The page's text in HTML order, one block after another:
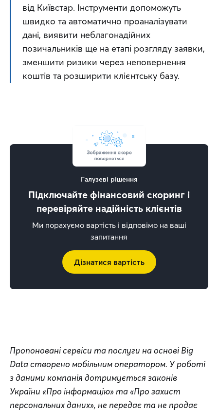
від Київстар. Інструменти допоможуть
швидко та автоматично проаналізувати
дані, виявити неблагонадійних
позичальників ще на етапі розгляду заявки,
зменшити ризики через неповернення
коштів та розширити клієнтську базу.
Галузеві рішення
Підключайте фінансовий скоринг і
перевіряйте надійність клієнтів
Ми порахуємо вартість і відповімо на ваші
запитання
Дізнатися вартість
Пропоновані сервіси та послуги на основі Big
Data створено мобільним оператором. У роботі
з даними компанія дотримується законів
України «Про інформацію» та «Про захист
персональних даних», не передає та не продає